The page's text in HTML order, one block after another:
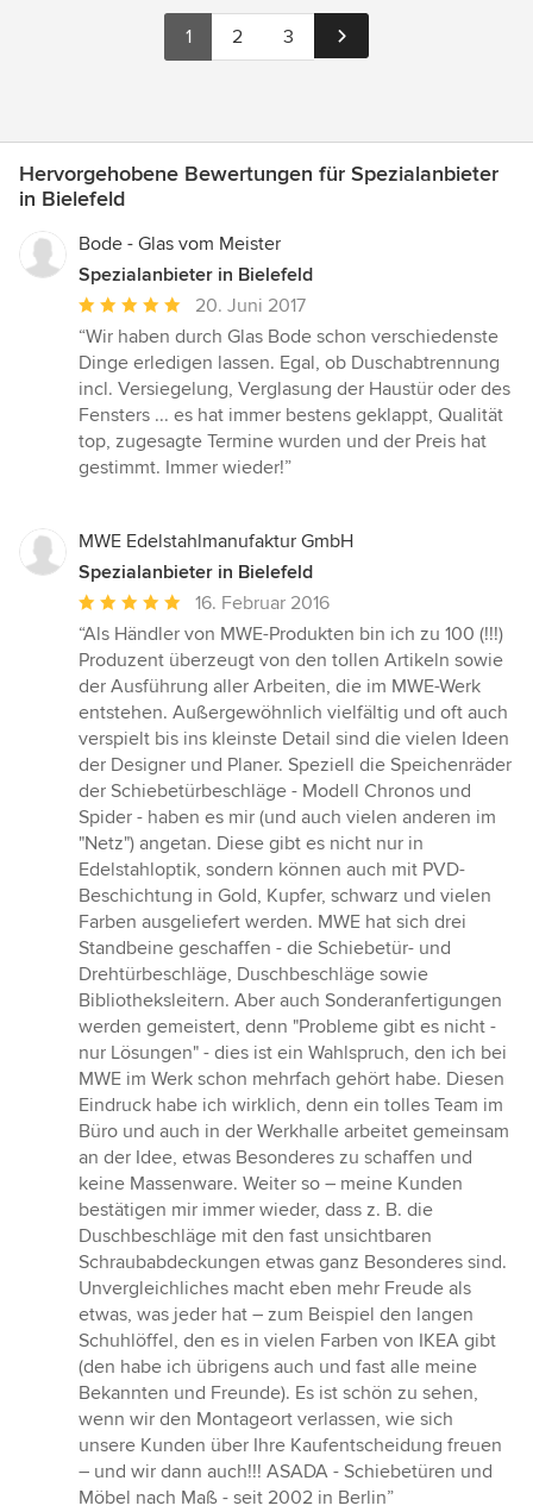
1 2 3
Hervorgehobene Bewertungen für Spezialanbieter
in Bielefeld
Bode - Glas vom Meister
Spezialanbieter in Bielefeld
Durchschnittliche
Bewertung:
5
von
5
Sternen
20. Juni 2017
“Wir haben durch Glas Bode schon verschiedenste
Dinge erledigen lassen. Egal, ob Duschabtrennung
incl. Versiegelung, Verglasung der Haustür oder des
Fensters ... es hat immer bestens geklappt, Qualität
top, zugesagte Termine wurden und der Preis hat
gestimmt. Immer wieder!”
MWE Edelstahlmanufaktur GmbH
Spezialanbieter in Bielefeld
Durchschnittliche
Bewertung:
5
von
5
Sternen
16. Februar 2016
“Als Händler von MWE-Produkten bin ich zu 100 (!!!)
Produzent überzeugt von den tollen Artikeln sowie
der Ausführung aller Arbeiten, die im MWE-Werk
entstehen. Außergewöhnlich vielfältig und oft auch
verspielt bis ins kleinste Detail sind die vielen Ideen
der Designer und Planer. Speziell die Speichenräder
der Schiebetürbeschläge - Modell Chronos und
Spider - haben es mir (und auch vielen anderen im
"Netz") angetan. Diese gibt es nicht nur in
Edelstahloptik, sondern können auch mit PVD-
Beschichtung in Gold, Kupfer, schwarz und vielen
Farben ausgeliefert werden. MWE hat sich drei
Standbeine geschaffen - die Schiebetür- und
Drehtürbeschläge, Duschbeschläge sowie
Bibliotheksleitern. Aber auch Sonderanfertigungen
werden gemeistert, denn "Probleme gibt es nicht -
nur Lösungen" - dies ist ein Wahlspruch, den ich bei
MWE im Werk schon mehrfach gehört habe. Diesen
Eindruck habe ich wirklich, denn ein tolles Team im
Büro und auch in der Werkhalle arbeitet gemeinsam
an der Idee, etwas Besonderes zu schaffen und
keine Massenware. Weiter so – meine Kunden
bestätigen mir immer wieder, dass z. B. die
Duschbeschläge mit den fast unsichtbaren
Schraubabdeckungen etwas ganz Besonderes sind.
Unvergleichliches macht eben mehr Freude als
etwas, was jeder hat – zum Beispiel den langen
Schuhlöffel, den es in vielen Farben von IKEA gibt
(den habe ich übrigens auch und fast alle meine
Bekannten und Freunde). Es ist schön zu sehen,
wenn wir den Montageort verlassen, wie sich
unsere Kunden über Ihre Kaufentscheidung freuen
– und wir dann auch!!! ASADA - Schiebetüren und
Möbel nach Maß - seit 2002 in Berlin”